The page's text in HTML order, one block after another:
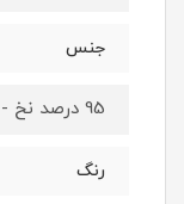
جنس
95 درصد نخ - 5 درصد الستان
رنگ